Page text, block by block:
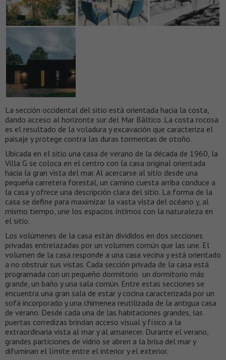
La sección occidental del sitio está orientada hacia la costa,
dando acceso al horizonte sur del Mar Báltico. La costa rocosa
es el resultado de la voladura y excavación que caracteriza el
paisaje y protege contra las duras tormentas de otoño.
Ubicada en el sitio una casa de verano de la década de 1960, la
Villa G se coloca en el centro con la casa original orientada
hacia la gran vista del mar. Al acercarse al sitio desde una
pequeña carretera forestal, un camino cuesta arriba conduce a
la casa y ofrece una descripción clara del sitio. La forma de la
casa se define para maximizar la vasta vista del océano y, al
mismo tiempo, une los espacios íntimos con la naturaleza en
el sitio.
Los volúmenes de la casa están divididos en dos secciones
privadas entrelazadas por un volumen común que las une. El
volumen de la casa responde a una casa vecina y está orientado
a no obstruir sus vistas. Cada sección privada de la casa está
programada con un pequeño dormitorio un dormitorio más
grande, un baño y una sala común. Entre estas secciones se
encuentra una gran sala de estar y cocina caracterizada por un
sofá incorporado y una chimenea reutilizada de la antigua casa
de verano. Desde cada una de las habitaciones grandes, las
puertas corredizas brindan acceso visual y físico a la
extraordinaria vista al mar y al amanecer. Durante el verano,
grandes particiones de vidrio se abren a la brisa del mar y
difuminan el límite entre el interior y el exterior.